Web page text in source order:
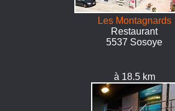
Les Montagnards
Restaurant
5537 Sosoye
à 18.5 km